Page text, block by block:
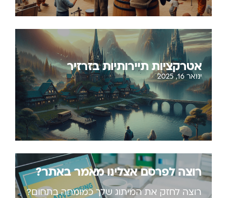
אטרקציות תיירותיות בזרזיר
ינואר 16, 2025
רוצה לפרסם אצלינו מאמר באתר?
רוצה לחזק את המיתוג שלך כמומחה בתחום?